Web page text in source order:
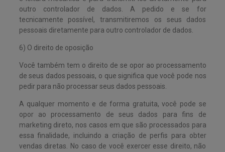
outro controlador de dados. A pedido e se for
tecnicamente possível, transmitiremos os seus dados
pessoais diretamente para outro controlador de dados.
6) O direito de oposição
Você também tem o direito de se opor ao processamento
de seus dados pessoais, o que significa que você pode nos
pedir para não processar seus dados pessoais.
A qualquer momento e de forma gratuita, você pode se
opor ao processamento de seus dados para fins de
marketing direto, nos casos em que são processados para
essa finalidade, incluindo a criação de perfis para obter
vendas diretas. No caso de você exercer esse direito, não